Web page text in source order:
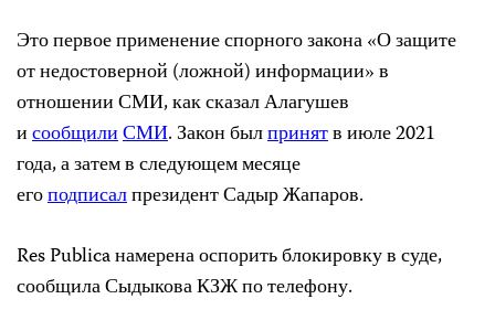
Это первое применение спорного закона «О защите
от недостоверной (ложной) информации» в
отношении СМИ, как сказал Алагушев
исообщилиСМИ. Закон былпринятв июле 2021
года, а затем в следующем месяце
егоподписалпрезидент Садыр Жапаров.
Res Publica намерена оспорить блокировку в суде,
сообщила Сыдыкова КЗЖ по телефону.